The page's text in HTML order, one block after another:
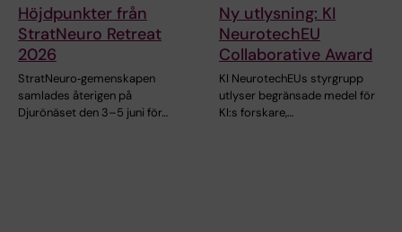
Höjdpunkter från
StratNeuro Retreat
2026
StratNeuro‑gemenskapen
samlades återigen på
Djurönäset den 3–5 juni för…
Ny utlysning: KI
NeurotechEU
Collaborative Award
KI NeurotechEUs styrgrupp
utlyser begränsade medel för
KI:s forskare,…